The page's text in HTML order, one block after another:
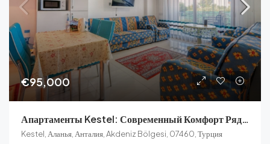
€95,000
Апартаменты Kestel: Современный Комфорт Рядом С Побережьем Аланьи
Kestel, Аланья, Анталия, Akdeniz Bölgesi, 07460, Турция